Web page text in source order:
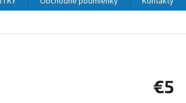
€5